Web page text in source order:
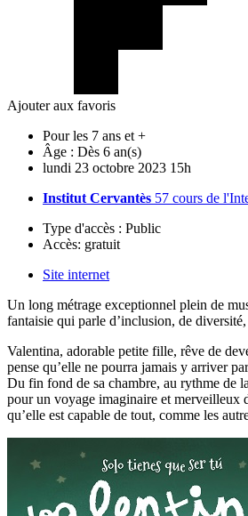
Ajouter aux favoris
Pour les 7 ans et +
Âge : Dès 6 an(s)
lundi 23 octobre 2023 15h
Institut Cervantès 57 cours de
Type d'accès : Public
Accès: gratuit
Site internet
Un long métrage exceptionnel plein de
fantaisie qui parle d’inclusion, de
Valentina, adorable petite fille, rêve de
pense qu’elle ne pourra jamais y arriver
Du fin fond de sa chambre, au rythme de
pour un voyage imaginaire et merveilleux
qu’elle est capable de tout, comme les